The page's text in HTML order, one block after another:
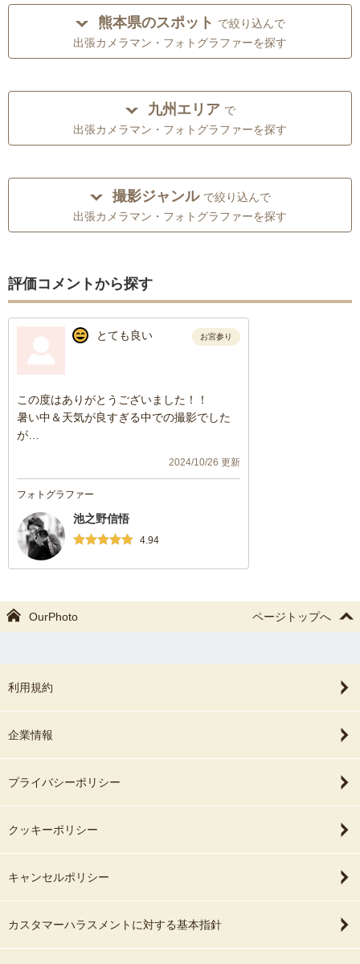
熊本県のスポット で絞り込んで
出張カメラマン・フォトグラファーを探す
九州エリア で
出張カメラマン・フォトグラファーを探す
撮影ジャンル で絞り込んで
出張カメラマン・フォトグラファーを探す
評価コメントから探す
とても良い お宮参り
この度はありがとうございました！！
暑い中＆天気が良すぎる中での撮影でした
が
ったりと配慮いただき大変助かりました。
納品いただいた写真もどれも素敵で感動し
ありがとうございました！！！
今回は里帰りでのお宮参りの撮影でしたが
次回以降熊本で写真の撮影をお願いする場
2024/10/26 更新
フォトグラファー
池之野信悟
4.94
OurPhoto ページトップへ
利用規約
企業情報
プライバシーポリシー
クッキーポリシー
キャンセルポリシー
カスタマーハラスメントに対する基本指針